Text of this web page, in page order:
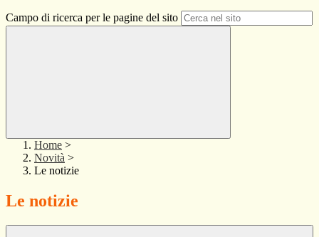
Campo di ricerca per le pagine del sito
Home >
Novità >
Le notizie
Le notizie